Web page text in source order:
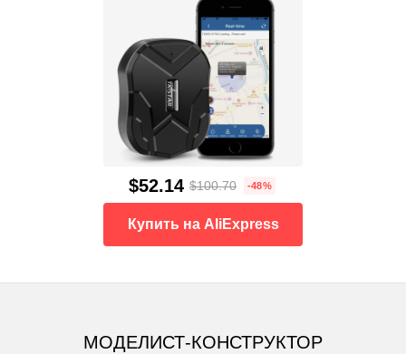
$52.14 $100.70 -48%
Купить на AliExpress
МОДЕЛИСТ-КОНСТРУКТОР